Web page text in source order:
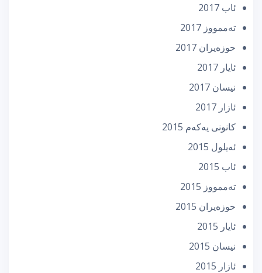
ئاب 2017
تەممووز 2017
حوزه‌یران 2017
ئایار 2017
نیسان 2017
ئازار 2017
كانونی یه‌كه‌م 2015
ئه‌یلول 2015
ئاب 2015
تەممووز 2015
حوزه‌یران 2015
ئایار 2015
نیسان 2015
ئازار 2015